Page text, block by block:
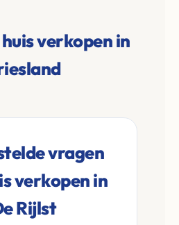
verkopen in
vragen
verkopen in
Rijlst